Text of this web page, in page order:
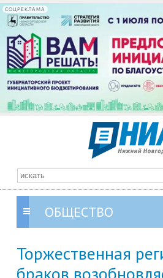
СОЦРЕКЛАМА
ОБЩЕСТВО
Торжественная